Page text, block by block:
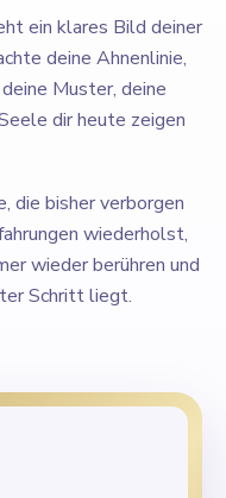
ein klares Bild deiner
deine Ahnenlinie,
Muster, deine
dir heute zeigen
die bisher verborgen
wiederholst,
wieder berühren und
Schritt liegt.